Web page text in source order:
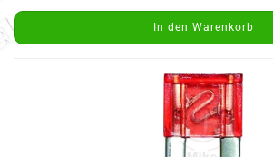
In den Warenkorb